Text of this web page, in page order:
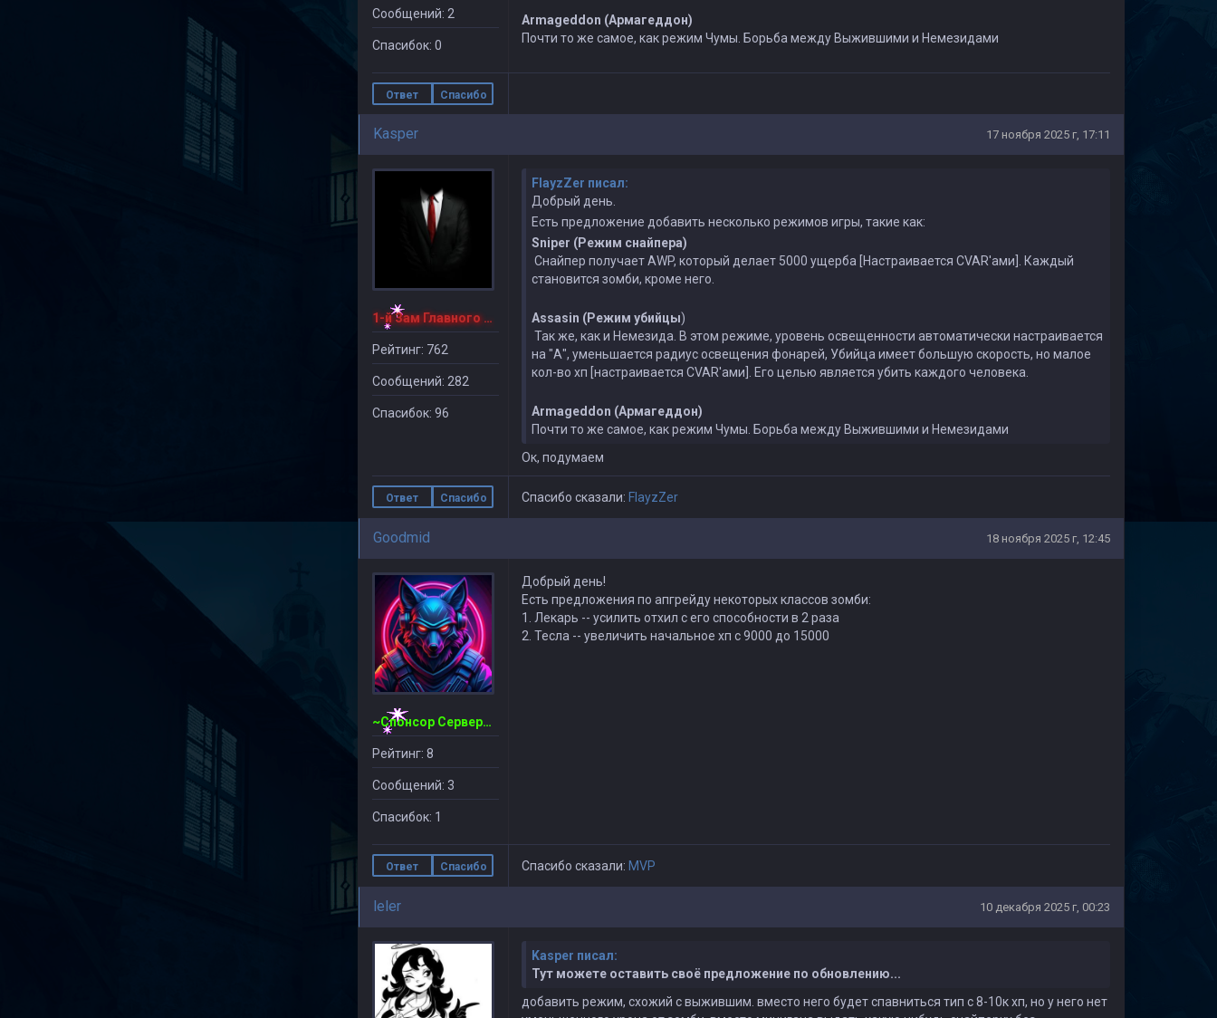
Сообщений: 2
Спасибок: 0
Armageddon (Армагеддон)
Почти то же самое, как режим Чумы. Борьба между Выжившими и Немезидами
Ответ Спасибо
Kasper 17 ноября 2025 г, 17:11
1-й Зам Главного Админа
Рейтинг: 762
Сообщений: 282
Спасибок: 96
FlayzZer писал:
Добрый день.
Есть предложение добавить несколько режимов игры, такие как:
Sniper (Режим снайпера)
Снайпер получает АWP, который делает 5000 ущерба [Настраивается CVAR'ами]. Каждый
становится зомби, кроме него.
Assasin (Режим убийцы)
Так же, как и Немезида. В этом режиме, уровень освещенности автоматически настраивается
на "А", уменьшается радиус освещения фонарей, Убийца имеет большую скорость, но малое
кол-во хп [настраивается CVAR'ами]. Его целью является убить каждого человека.
Armageddon (Армагеддон)
Почти то же самое, как режим Чумы. Борьба между Выжившими и Немезидами
Ок, подумаем
Ответ Спасибо Спасибо сказали: FlayzZer
Goodmid 18 ноября 2025 г, 12:45
~Спонсор Сервера~ [Zombi] ©
Рейтинг: 8
Сообщений: 3
Спасибок: 1
Добрый день!
Есть предложения по апгрейду некоторых классов зомби:
1. Лекарь -- усилить отхил с его способности в 2 раза
2. Тесла -- увеличить начальное хп с 9000 до 15000
Ответ Спасибо Спасибо сказали: MVP
leler 10 декабря 2025 г, 00:23
Kasper писал:
Тут можете оставить своё предложение по обновлению...
добавить режим, схожий с выжившим. вместо него будет спавниться тип с 8-10к хп, но у него нет